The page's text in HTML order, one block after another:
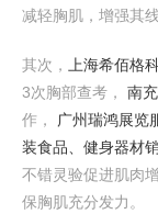
减轻胸肌，增强其线
其次， 上海希佰格
3次胸部查考， 南
作，
广州瑞鸿展览
装食品、健身器材
不错灵验促进肌肉
保胸肌充分发力。